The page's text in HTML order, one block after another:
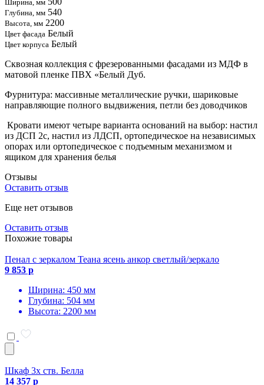
Ширина, мм
Глубина, мм 540
Высота, мм 2200
Цвет фасада Белый
Цвет корпуса Белый
Сквозная коллекция с фрезерованными фасадами из МДФ в
матовой пленке ПВХ «Белый Дуб.
Фурнитура: массивные металлические ручки, шариковые
направляющие полного выдвижения, петли без доводчиков
Кровати имеют четыре варианта оснований на выбор: настил
из ДСП 2с, настил из ЛДСП, ортопедическое на независимых
опорах или ортопедическое с подъемным механизмом и
ящиком для хранения белья
Отзывы
Оставить отзыв
Еще нет отзывов
Оставить отзыв
Похожие товары
Пенал с зеркалом Теана ясень анкор светлый/зеркало
9 853 р
Ширина: 450 мм
Глубина: 504 мм
Высота: 2200 мм
Шкаф 3х ств. Белла
14 357 р